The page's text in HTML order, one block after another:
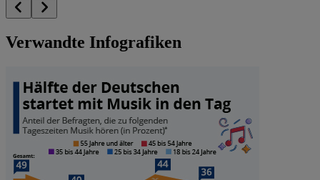
Verwandte Infografiken